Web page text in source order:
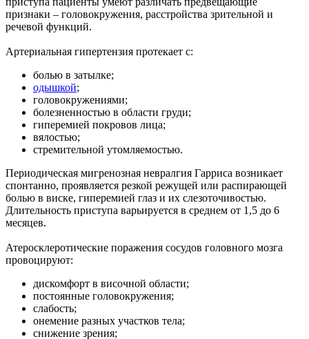
признаки – головокружения, расстройства зрительной и
речевой функций.
Артериальная гипертензия протекает с:
болью в затылке;
одышкой;
головокружениями;
болезненностью в области груди;
гиперемией покровов лица;
вялостью;
стремительной утомляемостью.
Периодическая мигренозная невралгия Гарриса возникает
спонтанно, проявляется резкой режущей или распирающей
болью в виске, гиперемией глаз и их слезоточивостью.
Длительность приступа варьируется в среднем от 1,5 до 6
месяцев.
Атеросклеротические поражения сосудов головного мозга
провоцируют:
дискомфорт в височной области;
постоянные головокружения;
слабость;
онемение разных участков тела;
снижение зрения;